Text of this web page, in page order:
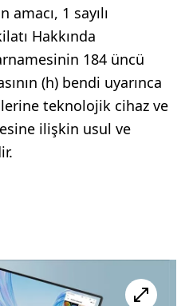
amacı, 1 sayılı
Hakkında
184 üncü
(h) bendi uyarınca
teknolojik cihaz ve
ilişkin usul ve